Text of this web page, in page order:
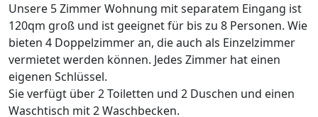
Unsere 5 Zimmer Wohnung mit separatem Eingang ist
120qm groß und ist geeignet für bis zu 8 Personen. Wie
bieten 4 Doppelzimmer an, die auch als Einzelzimmer
vermietet werden können. Jedes Zimmer hat einen
eigenen Schlüssel.
Sie verfügt über 2 Toiletten und 2 Duschen und einen
Waschtisch mit 2 Waschbecken.